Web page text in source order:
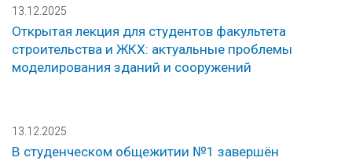
13.12.2025
Открытая лекция для студентов факультета
строительства и ЖКХ: актуальные проблемы
моделирования зданий и сооружений
13.12.2025
В студенческом общежитии №1 завершён